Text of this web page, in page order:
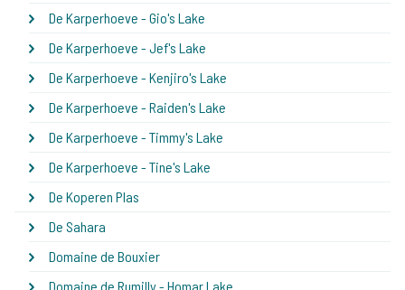
De Karperhoeve - Gio's Lake
De Karperhoeve - Jef's Lake
De Karperhoeve - Kenjiro's Lake
De Karperhoeve - Raiden's Lake
De Karperhoeve - Timmy's Lake
De Karperhoeve - Tine's Lake
De Koperen Plas
De Sahara
Domaine de Bouxier
Domaine de Rumilly - Homar Lake